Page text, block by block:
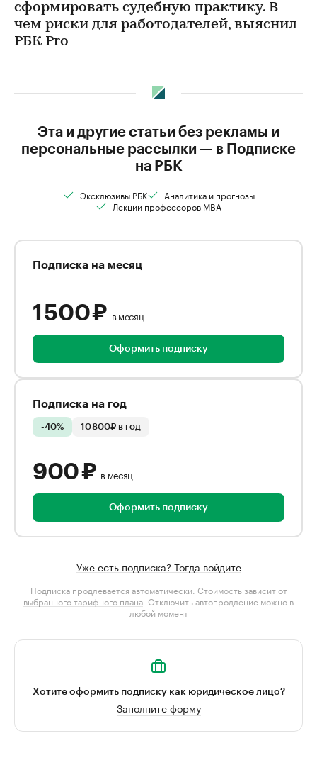
сформировать судебную практику. В
чем риски для работодателей, выяснил
РБК Pro
Эта и другие статьи без рекламы и
персональные рассылки — в Подписке
на РБК
Эксклюзивы РБК
Аналитика и прогнозы
Лекции профессоров MBA
Подписка на месяц
1 500 ₽ в месяц
Оформить подписку
Подписка на год
-40% 10 800₽ в год
900 ₽ в месяц
Оформить подписку
Уже есть подписка? Тогда войдите
Подписка продлевается автоматически. Стоимость зависит от
выбранного тарифного плана . Отключить автопродление можно в
любой момент
Хотите оформить подписку как юридическое лицо?
Заполните форму